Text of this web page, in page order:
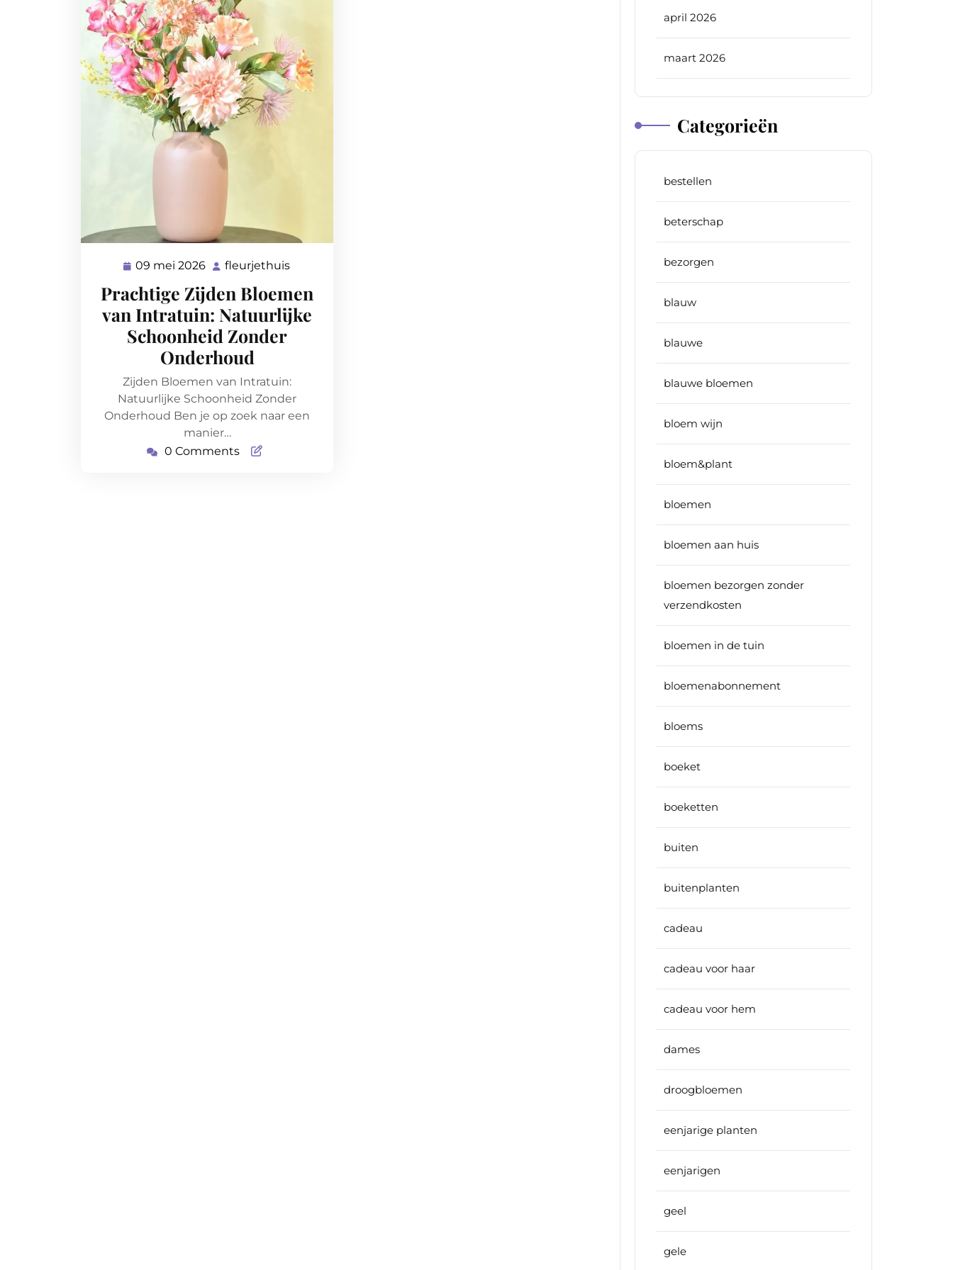
09 mei 2026 09
2026
fleurjethuis
Prachtige Zijden Bloemen
van Intratuin: Natuurlijke
Schoonheid Zonder
Onderhoud
Zijden Bloemen van Intratuin:
Natuurlijke Schoonheid Zonder
Onderhoud Ben je op zoek naar een
manier…
0 Comments
april 2026
maart 2026
Categorieën
bestellen
beterschap
bezorgen
blauw
blauwe
blauwe bloemen
bloem wijn
bloem&plant
bloemen
bloemen aan huis
bloemen bezorgen zonder
verzendkosten
bloemen in de tuin
bloemenabonnement
bloems
boeket
boeketten
buiten
buitenplanten
cadeau
cadeau voor haar
cadeau voor hem
dames
droogbloemen
eenjarige planten
eenjarigen
geel
gele